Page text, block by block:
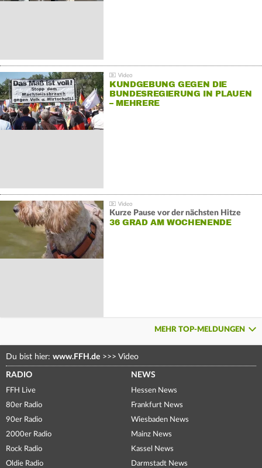
KUNDGEBUNG GEGEN DIE
BUNDESREGIERUNG IN PLAUEN
– MEHRERE
Kurze Pause vor der nächsten Hitze
36 GRAD AM WOCHENENDE
MEHR TOP-MELDUNGEN
Du bist hier: www.FFH.de >>> Video
RADIO
FFH Live
80er Radio
90er Radio
2000er Radio
Rock Radio
Oldie Radio
NEWS
Hessen News
Frankfurt News
Wiesbaden News
Mainz News
Kassel News
Darmstadt News